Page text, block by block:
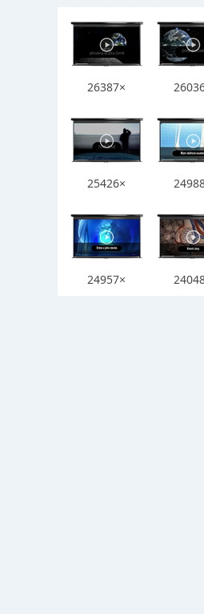
26387×
25426×
24957×